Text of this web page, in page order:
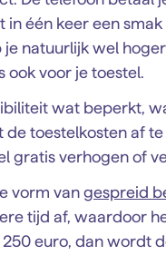
één keer een
natuurlijk wel
ook voor je toestel.
wat beperkt,
toestelkosten af
gratis verhogen of
vorm van gespreid
tijd af, waardoor
euro, dan wordt